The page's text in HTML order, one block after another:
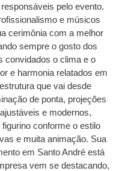
pelo evento.
e músicos
cerimônia com a melhor
sempre o gosto dos
convidados o clima e o
e harmonia relatados em
que vai desde
de ponta, projeções
e modernos,
conforme o estilo
e muita animação. Sua
em Santo André está
vem se destacando,